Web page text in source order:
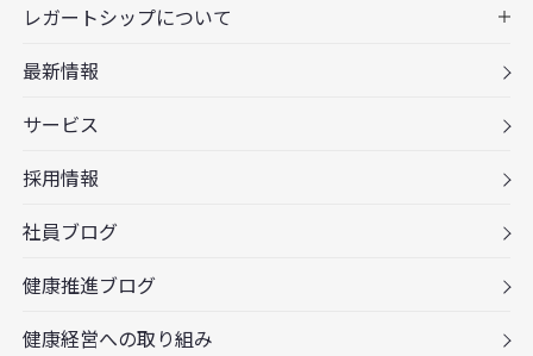
レガートシップについて
最新情報
サービス
採用情報
社員ブログ
健康推進ブログ
健康経営への取り組み